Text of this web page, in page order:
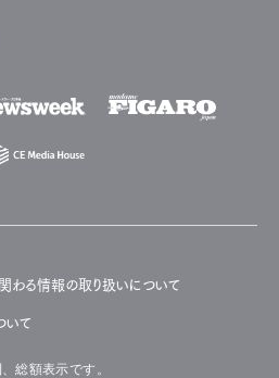
わる情報の取り扱いについて
いて
総額表示です。